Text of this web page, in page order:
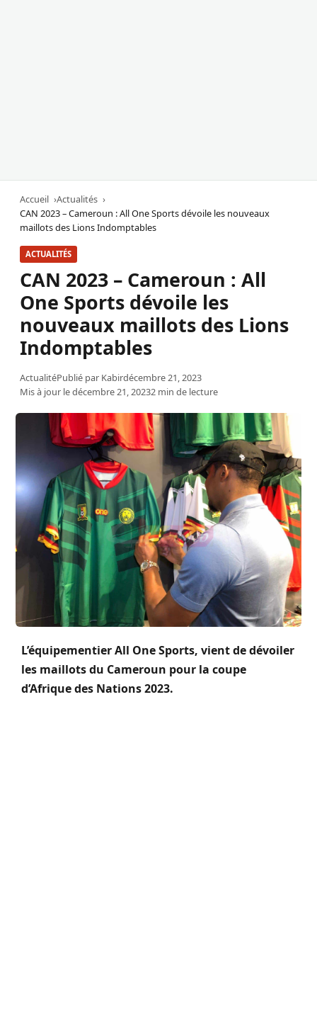
Accueil
Actualités
CAN 2023 – Cameroun : All One Sports dévoile les nouveaux
maillots des Lions Indomptables
ACTUALITÉS
CAN 2023 – Cameroun : All
One Sports dévoile les
nouveaux maillots des Lions
Indomptables
ActualitéPublié par Kabirdécembre 21, 2023
Mis à jour le décembre 21, 20232 min de lecture
L’équipementier All One Sports, vient de dévoiler
les maillots du Cameroun pour la coupe
d’Afrique des Nations 2023.